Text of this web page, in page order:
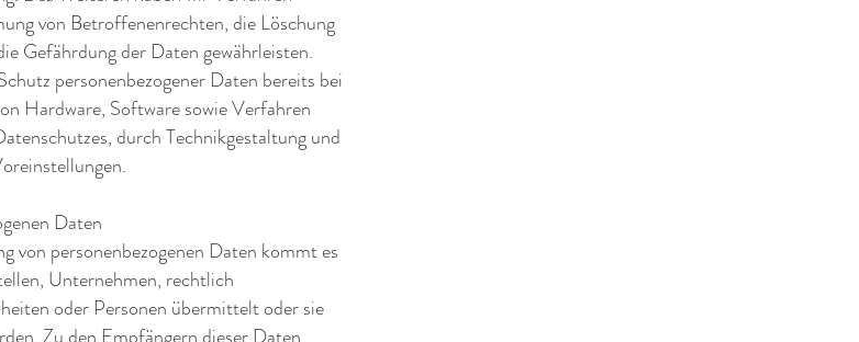
von Betroffenenrechten, die Löschung
Gefährdung der Daten gewährleisten.
personenbezogener Daten bereits bei
Hardware, Software sowie Verfahren
durch Technikgestaltung und
Daten
von personenbezogenen Daten kommt es
Unternehmen, rechtlich
oder Personen übermittelt oder sie